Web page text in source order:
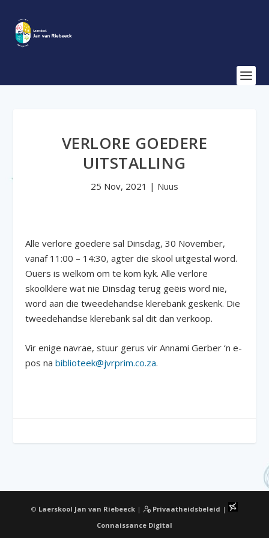
VERLORE GOEDERE
UITSTALLING
25 Nov, 2021 | Nuus
Alle verlore goedere sal Dinsdag, 30 November,
vanaf 11:00 – 14:30, agter die skool uitgestal word.
Ouers is welkom om te kom kyk. Alle verlore
skoolklere wat nie Dinsdag terug geëis word nie,
word aan die tweedehandse klerebank geskenk. Die
tweedehandse klerebank sal dit dan verkoop.
Vir enige navrae, stuur gerus vir Annami Gerber ‘n e-
pos nabiblioteek@jvrprim.co.za.
© Laerskool Jan van Riebeeck| Privaatheidsbeleid |
Connaissance Digital